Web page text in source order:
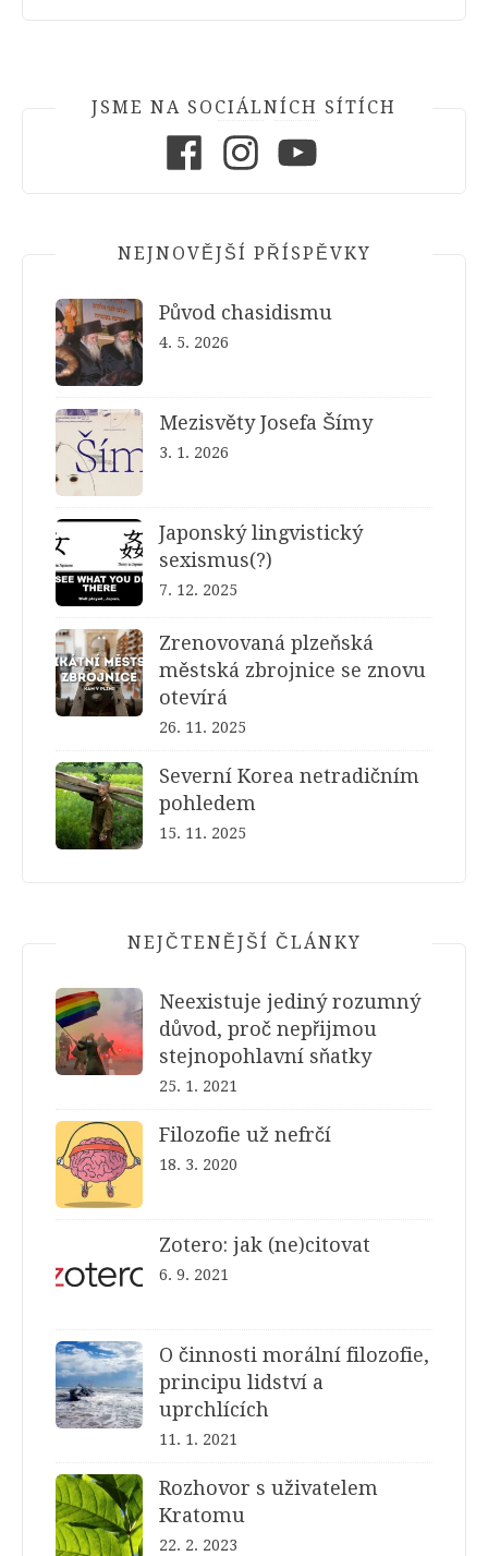
JSME NA SOCIÁLNÍCH SÍTÍCH
NEJNOVĚJŠÍ PŘÍSPĚVKY
Původ chasidismu
4. 5. 2026
Mezisvěty Josefa Šímy
3. 1. 2026
Japonský lingvistický
sexismus(?)
7. 12. 2025
Zrenovovaná plzeňská
městská zbrojnice se znovu
otevírá
26. 11. 2025
Severní Korea netradičním
pohledem
15. 11. 2025
NEJČTENĚJŠÍ ČLÁNKY
Neexistuje jediný rozumný
důvod, proč nepřijmou
stejnopohlavní sňatky
25. 1. 2021
Filozofie už nefrčí
18. 3. 2020
Zotero: jak (ne)citovat
6. 9. 2021
O činnosti morální filozofie,
principu lidství a
uprchlících
11. 1. 2021
Rozhovor s uživatelem
Kratomu
22. 2. 2023